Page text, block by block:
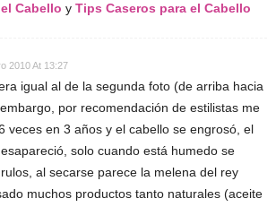
Cabello y Tips Caseros para el Cabello
2010 At 13:27
igual al de la segunda foto (de arriba hacia
por recomendación de estilistas me
veces en 3 años y el cabello se engrosó, el
solo cuando está humedo se
al secarse parece la melena del rey
muchos productos tanto naturales (aceite